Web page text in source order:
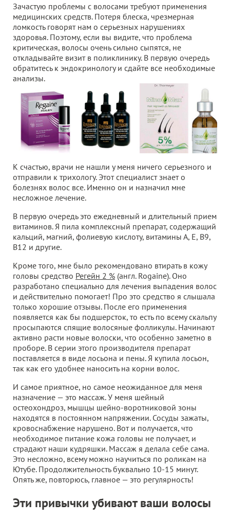
Зачастую проблемы с волосами требуют применения
медицинских средств. Потеря блеска, чрезмерная
ломкость говорят нам о серьезных нарушениях
здоровья. Поэтому, если вы видите, что проблема
критическая, волосы очень сильно сыпятся, не
откладывайте визит в поликлинику. В первую очередь
обратитесь к эндокринологу и сдайте все необходимые
анализы.
К счастью, врачи не нашли у меня ничего серьезного и
отправили к трихологу. Этот специалист знает о
болезнях волос все. Именно он и назначил мне
несложное лечение.
В первую очередь это ежедневный и длительный прием
витаминов. Я пила комплексный препарат, содержащий
кальций, магний, фолиевую кислоту, витамины А, Е, В9,
В12 и другие.
Кроме того, мне было рекомендовано втирать в кожу
головы средство Регейн 2 % (англ. Rogaine). Оно
разработано специально для лечения выпадения волос
и действительно помогает! Про это средство я слышала
только хорошие отзывы. После его применения
появляется как бы подшерсток, то есть по всему скальпу
просыпаются спящие волосяные фолликулы. Начинают
активно расти новые волоски, что особенно заметно в
проборе. В серии этого производителя препарат
поставляется в виде лосьона и пены. Я купила лосьон,
так как его удобнее наносить на корни волос.
И самое приятное, но самое неожиданное для меня
назначение — это массаж. У меня шейный
остеохондроз, мышцы шейно-воротниковой зоны
находятся в постоянном напряжении. Сосуды зажаты,
кровоснабжение нарушено. Вот и получается, что
необходимое питание кожа головы не получает, и
страдают наши кудряшки. Массаж я делала себе сама.
Это несложно, всему можно научиться по роликам на
Ютубе. Продолжительность буквально 10-15 минут.
Опять же, повторюсь, главное — это регулярность!
Эти привычки убивают ваши волосы